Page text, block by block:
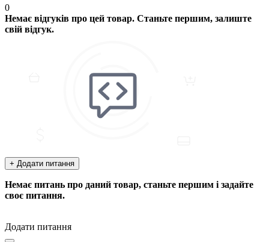
0
Немає відгуків про цей товар. Станьте першим, залиште
свій відгук.
+ Додати питання
Немає питань про даний товар, станьте першим і задайте
своє питання.
Додати питання